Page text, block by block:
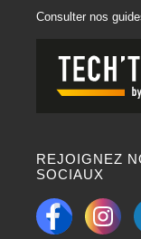
Consulter nos
REJOIGNEZ
SOCIAUX